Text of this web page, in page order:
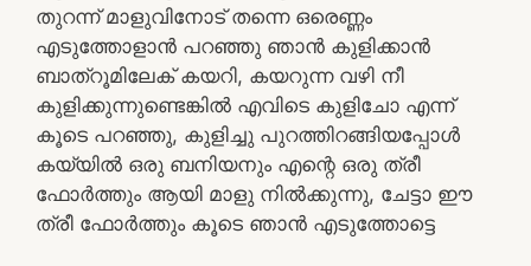
തുറന്ന് മാളുവിനോട് തന്നെ ഒരെണ്ണം
എടുത്തോളാൻ പറഞ്ഞു ഞാൻ കുളിക്കാൻ
ബാത്റൂമിലേക് കയറി, കയറുന്ന വഴി നീ
കുളിക്കുന്നുണ്ടെങ്കിൽ എവിടെ കുളിചോ എന്ന്
കൂടെ പറഞ്ഞു, കുളിച്ചു പുറത്തിറങ്ങിയപ്പോൾ
കയ്യിൽ ഒരു ബനിയനും എന്റെ ഒരു ത്രീ
ഫോർത്തും ആയി മാളു നിൽക്കുന്നു, ചേട്ടാ ഈ
ത്രീ ഫോർത്തും കൂടെ ഞാൻ എടുത്തോട്ടെ